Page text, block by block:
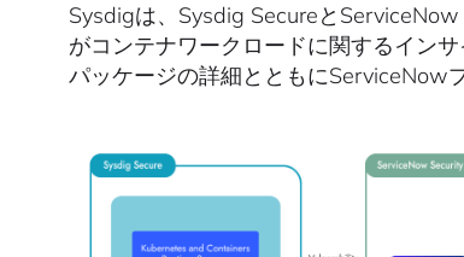
Sysdigは、Sysdig Secureと
がコンテナワークロードに関するイン
パッケージの詳細とともにServiceNow